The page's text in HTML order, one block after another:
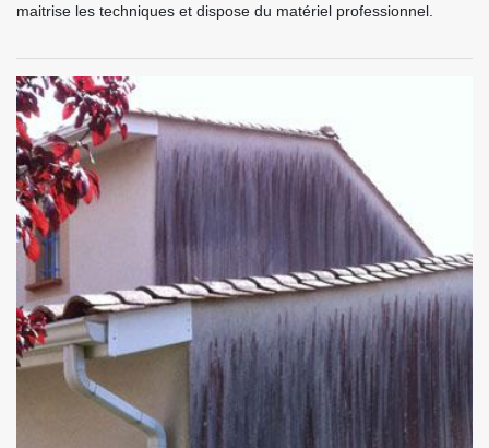
maitrise les techniques et dispose du matériel professionnel.